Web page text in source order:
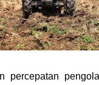
percepatan